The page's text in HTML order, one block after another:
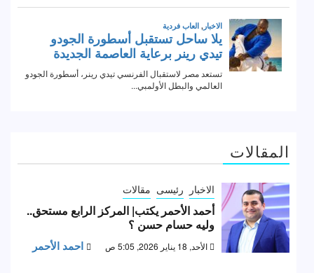
المقالات
الاخبار رئيسى مقالات
أحمد الأحمر يكتب| المركز الرابع مستحق..
وليه حسام حسن ؟
الأحد, 18 يناير 2026, 5:05 ص احمد الأحمر